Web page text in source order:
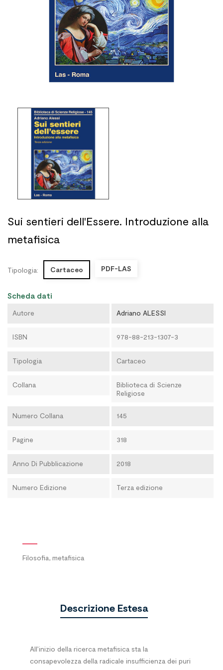
Sui sentieri dell'Essere. Introduzione alla
metafisica
Tipologia: Cartaceo PDF-LAS
Scheda dati
Autore Adriano ALESSI
ISBN 978-88-213-1307-3
Tipologia Cartaceo
Collana
Biblioteca di Scienze
Religiose
Numero Collana 145
Pagine 318
Anno Di Pubblicazione 2018
Numero Edizione Terza edizione
Filosofia, metafisica
Descrizione Estesa
All’inizio della ricerca metafisica sta la
consapevolezza della radicale insufficienza dei puri